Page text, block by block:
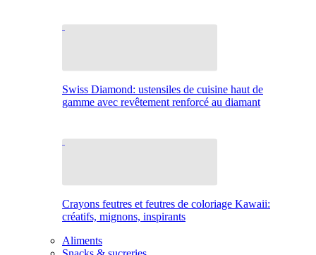
Swiss Diamond: ustensiles de cuisine haut de
gamme avec revêtement renforcé au diamant
Crayons feutres et feutres de coloriage Kawaii:
créatifs, mignons, inspirants
Aliments